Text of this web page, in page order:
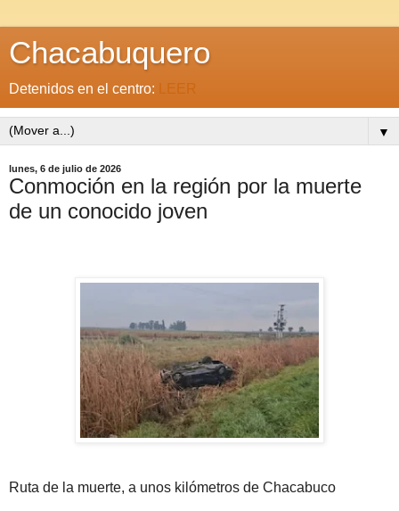
Chacabuquero
Detenidos en el centro: LEER
▼
lunes, 6 de julio de 2026
Conmoción en la región por la muerte
de un conocido joven
Ruta de la muerte, a unos kilómetros de Chacabuco